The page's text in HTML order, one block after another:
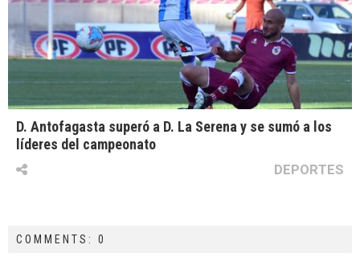
D. Antofagasta superó a D. La Serena y se sumó a los
líderes del campeonato
DEPORTES
COMMENTS: 0